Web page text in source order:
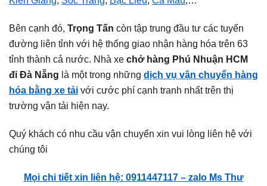
Bên cạnh đó, Trọng Tấn còn tập trung đầu tư các tuyến
đường liên tỉnh với hệ thống giao nhận hàng hóa trên 63
tỉnh thành cả nước. Nhà xe chở hàng Phú Nhuận HCM
đi Đà Nẵng là một trong những dịch vụ vận chuyển hàng
hóa bằng xe tải với cước phí cạnh tranh nhất trên thị
trường vận tải hiện nay.
Quý khách có nhu cầu vận chuyển xin vui lòng liên hệ với
chúng tôi
Mọi chi tiết xin liên hệ: 0911447117 – zalo Ms Thư